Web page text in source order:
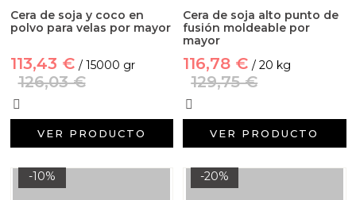
Cera de soja y coco en
polvo para velas por mayor
113,43 € / 15000 gr
126,03 €
VER PRODUCTO
Cera de soja alto punto de
fusión moldeable por
mayor
116,78 € / 20 kg
129,75 €
VER PRODUCTO
-10% -20%